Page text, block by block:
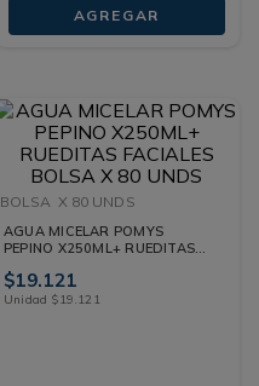
AGREGAR
BOLSA X 80 UNDS
AGUA MICELAR POMYS
PEPINO X250ML+ RUEDITAS
$19.121
Unidad $19.121